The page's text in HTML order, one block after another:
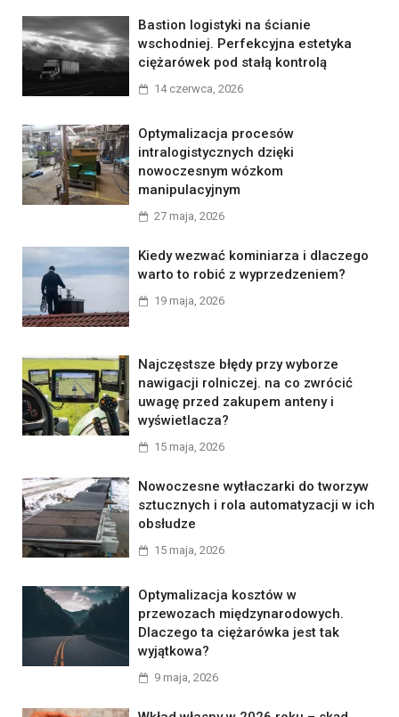
Bastion logistyki na ścianie
wschodniej. Perfekcyjna estetyka
ciężarówek pod stałą kontrolą
14 czerwca, 2026
Optymalizacja procesów
intralogistycznych dzięki
nowoczesnym wózkom
manipulacyjnym
27 maja, 2026
Kiedy wezwać kominiarza i dlaczego
warto to robić z wyprzedzeniem?
19 maja, 2026
Najczęstsze błędy przy wyborze
nawigacji rolniczej. na co zwrócić
uwagę przed zakupem anteny i
wyświetlacza?
15 maja, 2026
Nowoczesne wytłaczarki do tworzyw
sztucznych i rola automatyzacji w ich
obsłudze
15 maja, 2026
Optymalizacja kosztów w
przewozach międzynarodowych.
Dlaczego ta ciężarówka jest tak
wyjątkowa?
9 maja, 2026